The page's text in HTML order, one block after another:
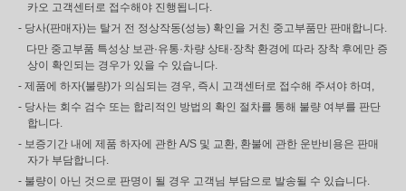
카오 고객센터로 접수해야 진행됩니다.
- 당사(판매자)는 탈거 전 정상작동(성능) 확인을 거친 중고부품만 판매합니다.
다만 중고부품 특성상 보관·유통·차량 상태·장착 환경에 따라 장착 후에만 증
상이 확인되는 경우가 있을 수 있습니다.
- 제품에 하자(불량)가 의심되는 경우, 즉시 고객센터로 접수해 주셔야 하며,
- 당사는 회수 검수 또는 합리적인 방법의 확인 절차를 통해 불량 여부를 판단
합니다.
- 보증기간 내에 제품 하자에 관한 A/S 및 교환, 환불에 관한 운반비용은 판매
자가 부담합니다.
- 불량이 아닌 것으로 판명이 될 경우 고객님 부담으로 발송될 수 있습니다.